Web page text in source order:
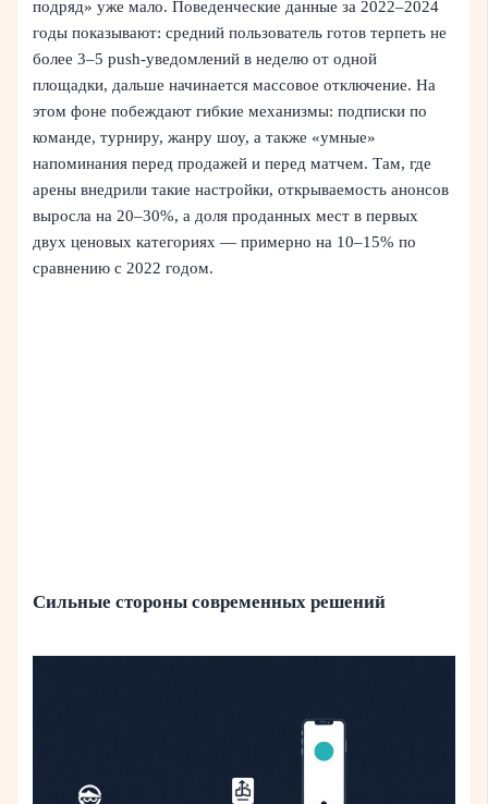
подряд» уже мало. Поведенческие данные за 2022–2024
годы показывают: средний пользователь готов терпеть не
более 3–5 push‑уведомлений в неделю от одной
площадки, дальше начинается массовое отключение. На
этом фоне побеждают гибкие механизмы: подписки по
команде, турниру, жанру шоу, а также «умные»
напоминания перед продажей и перед матчем. Там, где
арены внедрили такие настройки, открываемость анонсов
выросла на 20–30%, а доля проданных мест в первых
двух ценовых категориях — примерно на 10–15% по
сравнению с 2022 годом.
Сильные стороны современных решений